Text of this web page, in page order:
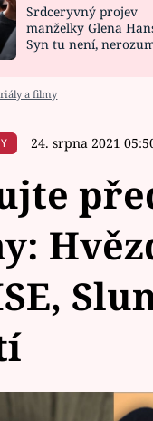
CELEBRITY
VAŘENÍ
Srdceryvný projev
manželky Glena
Syn tu není,
a filmy
24. srpna 2021